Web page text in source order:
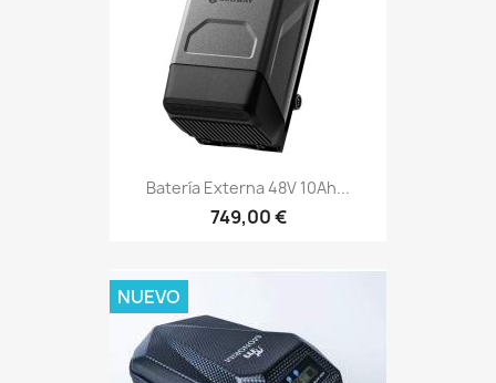
Batería Externa 48V 10Ah...
749,00 €
NUEVO